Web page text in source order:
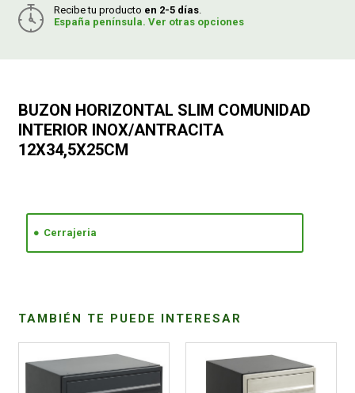
Recibe tu producto en 2-5 días.
España península. Ver otras opciones
BUZON HORIZONTAL SLIM COMUNIDAD
INTERIOR INOX/ANTRACITA
12X34,5X25CM
Cerrajeria
TAMBIÉN TE PUEDE INTERESAR
GUÍAS
ENVÍOS
DEVOLUCIONES
FORMAS DE PAGO